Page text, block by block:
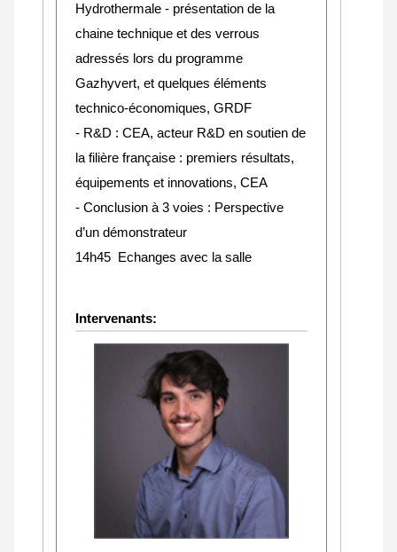
Hydrothermale - présentation de la
chaine technique et des verrous
adressés lors du programme
Gazhyvert, et quelques éléments
technico-économiques, GRDF
- R&D : CEA, acteur R&D en soutien de
la filière française : premiers résultats,
équipements et innovations, CEA
- Conclusion à 3 voies : Perspective
d’un démonstrateur
14h45 Echanges avec la salle
Intervenants: